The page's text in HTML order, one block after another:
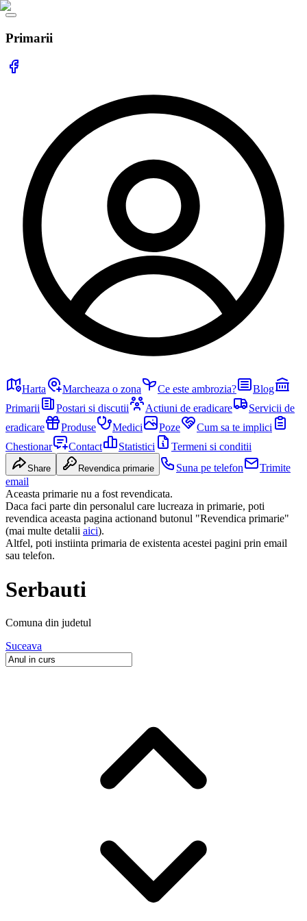
Primarii
Harta Marcheaza o zona Ce este ambrozia?
Blog
Primarii
Postari si discutii Actiuni de eradicare
Servicii de
eradicare
Produse Medici Poze
Cum sa te implici
Chestionar
Contact Statistici Termeni si conditii
Share Revendica primarie Suna pe telefon
Trimite
email
Aceasta primarie nu a fost revendicata.
Daca faci parte din personalul care lucreaza in primarie, poti
revendica aceasta pagina actionand butonul "Revendica primarie"
(mai multe detalii aici).
Altfel, poti instiinta primaria de existenta acestei pagini prin email
sau telefon.
Serbauti
Comuna din judetul
Suceava